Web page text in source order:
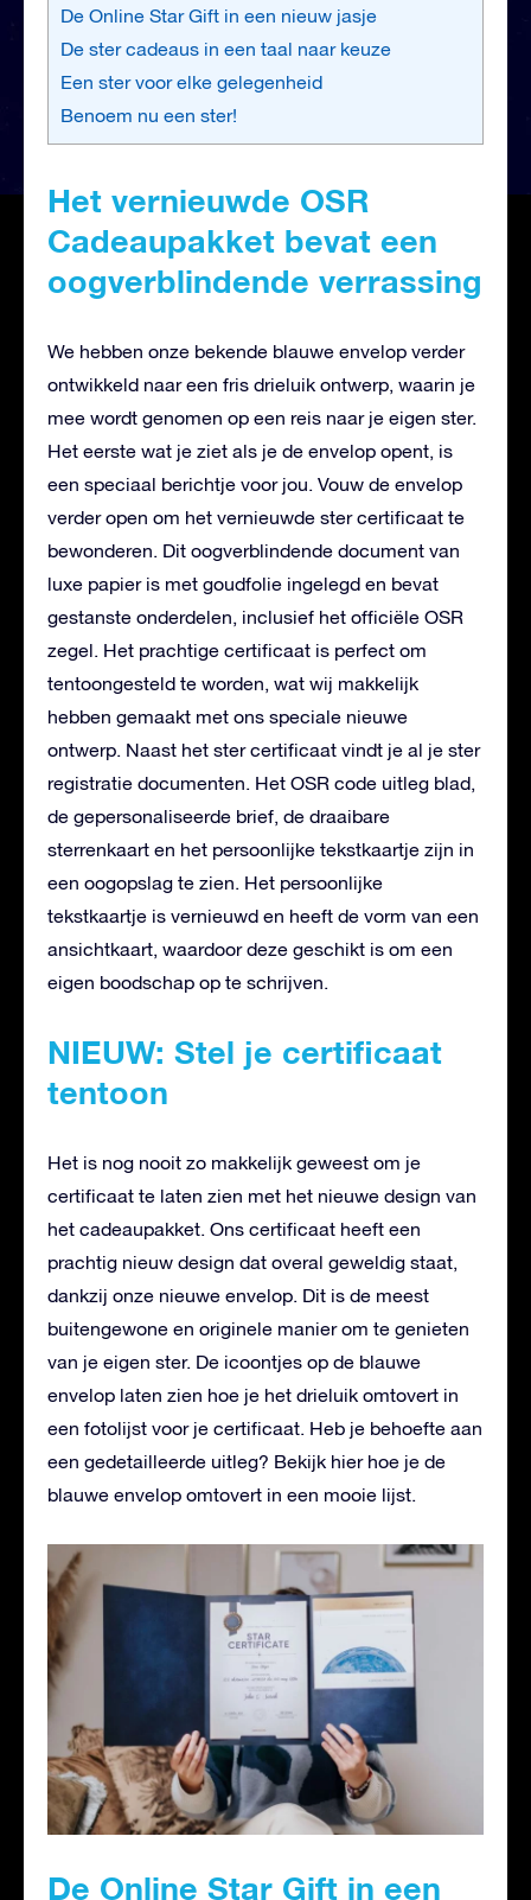
De Online Star Gift in een nieuw jasje
De ster cadeaus in een taal naar keuze
Een ster voor elke gelegenheid
Benoem nu een ster!
Het vernieuwde OSR
Cadeaupakket bevat een
oogverblindende verrassing
We hebben onze bekende blauwe envelop verder
ontwikkeld naar een fris drieluik ontwerp, waarin je
mee wordt genomen op een reis naar je eigen ster.
Het eerste wat je ziet als je de envelop opent, is
een speciaal berichtje voor jou. Vouw de envelop
verder open om het vernieuwde ster certificaat te
bewonderen. Dit oogverblindende document van
luxe papier is met goudfolie ingelegd en bevat
gestanste onderdelen, inclusief het officiële OSR
zegel. Het prachtige certificaat is perfect om
tentoongesteld te worden, wat wij makkelijk
hebben gemaakt met ons speciale nieuwe
ontwerp. Naast het ster certificaat vindt je al je ster
registratie documenten. Het OSR code uitleg blad,
de gepersonaliseerde brief, de draaibare
sterrenkaart en het persoonlijke tekstkaartje zijn in
een oogopslag te zien. Het persoonlijke
tekstkaartje is vernieuwd en heeft de vorm van een
ansichtkaart, waardoor deze geschikt is om een
eigen boodschap op te schrijven.
NIEUW: Stel je certificaat
tentoon
Het is nog nooit zo makkelijk geweest om je
certificaat te laten zien met het nieuwe design van
het cadeaupakket. Ons certificaat heeft een
prachtig nieuw design dat overal geweldig staat,
dankzij onze nieuwe envelop. Dit is de meest
buitengewone en originele manier om te genieten
van je eigen ster. De icoontjes op de blauwe
envelop laten zien hoe je het drieluik omtovert in
een fotolijst voor je certificaat. Heb je behoefte aan
een gedetailleerde uitleg? Bekijk hier hoe je de
blauwe envelop omtovert in een mooie lijst.
De Online Star Gift in een